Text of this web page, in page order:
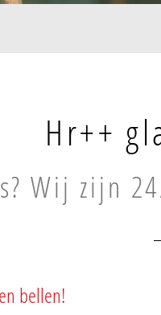
Hr++
Wij zijn
bellen!